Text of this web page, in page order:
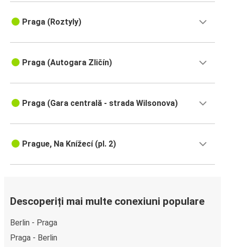
Praga (Roztyly)
Praga (Autogara Zličín)
Praga (Gara centrală - strada Wilsonova)
Prague, Na Knížecí (pl. 2)
Descoperiți mai multe conexiuni populare
Berlin - Praga
Praga - Berlin